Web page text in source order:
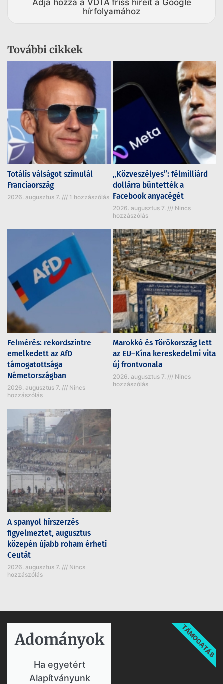
Adja hozzá a VDTA friss híreit a Google
hírfolyamához
További cikkek
Totális válságot szimulál
Franciaország
2026. augusztus 7. 1 hozzászólás
„Közveszélyes”: félmilliárd
dollárra büntették a
Facebook anyacégét
2026. augusztus 7.
Nincs
hozzászólás
Felmérés: rekordszintre
emelkedett az AfD
támogatottsága
Németországban
2026. augusztus 7.
Nincs
hozzászólás
Marokkó és Törökország lett
az EU–Kína kereskedelmi vita
új frontvonala
2026. augusztus 7.
Nincs
hozzászólás
A spanyol hírszerzés
figyelmeztet, augusztus
közepén újabb roham érheti
Ceutát
2026. augusztus 7.
Nincs
hozzászólás
Adományok​
Ha egyetért
Alapítványunk
TÁMOGATÁS